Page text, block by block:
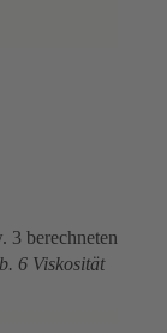
3 berechneten
6 Viskosität